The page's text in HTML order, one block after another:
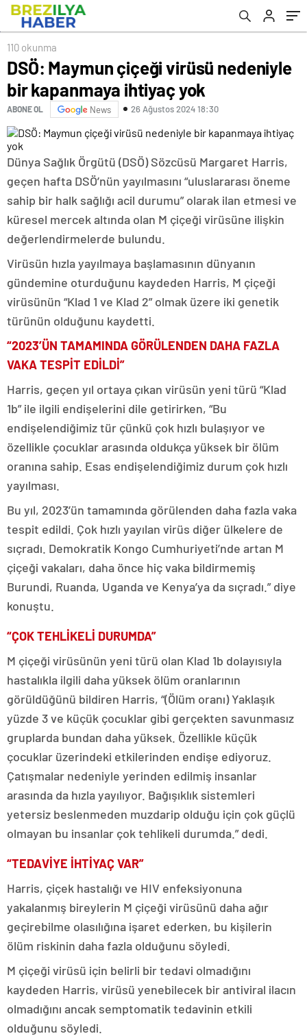
110 okunma
DSÖ: Maymun çiçeği virüsü nedeniyle
bir kapanmaya ihtiyaç yok
ABONE OL News 26 Ağustos 2024 18:30
Dünya Sağlık Örgütü (DSÖ) Sözcüsü Margaret Harris,
geçen hafta DSÖ’nün yayılmasını “uluslararası öneme
sahip bir halk sağlığı acil durumu” olarak ilan etmesi ve
küresel mercek altında olan M çiçeği virüsüne ilişkin
değerlendirmelerde bulundu.
Virüsün hızla yayılmaya başlamasının dünyanın
gündemine oturduğunu kaydeden Harris, M çiçeği
virüsünün “Klad 1 ve Klad 2” olmak üzere iki genetik
türünün olduğunu kaydetti.
“2023’ÜN TAMAMINDA GÖRÜLENDEN DAHA FAZLA
VAKA TESPİT EDİLDİ”
Harris, geçen yıl ortaya çıkan virüsün yeni türü “Klad
1b” ile ilgili endişelerini dile getirirken, “Bu
endişelendiğimiz tür çünkü çok hızlı bulaşıyor ve
özellikle çocuklar arasında oldukça yüksek bir ölüm
oranına sahip. Esas endişelendiğimiz durum çok hızlı
yayılması.
Bu yıl, 2023’ün tamamında görülenden daha fazla vaka
tespit edildi. Çok hızlı yayılan virüs diğer ülkelere de
sıçradı. Demokratik Kongo Cumhuriyeti’nde artan M
çiçeği vakaları, daha önce hiç vaka bildirmemiş
Burundi, Ruanda, Uganda ve Kenya’ya da sıçradı.” diye
konuştu.
“ÇOK TEHLİKELİ DURUMDA”
M çiçeği virüsünün yeni türü olan Klad 1b dolayısıyla
hastalıkla ilgili daha yüksek ölüm oranlarının
görüldüğünü bildiren Harris, “(Ölüm oranı) Yaklaşık
yüzde 3 ve küçük çocuklar gibi gerçekten savunmasız
gruplarda bundan daha yüksek. Özellikle küçük
çocuklar üzerindeki etkilerinden endişe ediyoruz.
Çatışmalar nedeniyle yerinden edilmiş insanlar
arasında da hızla yayılıyor. Bağışıklık sistemleri
yetersiz beslenmeden muzdarip olduğu için çok güçlü
olmayan bu insanlar çok tehlikeli durumda.” dedi.
“TEDAVİYE İHTİYAÇ VAR”
Harris, çiçek hastalığı ve HIV enfeksiyonuna
yakalanmış bireylerin M çiçeği virüsünü daha ağır
geçirebilme olasılığına işaret ederken, bu kişilerin
ölüm riskinin daha fazla olduğunu söyledi.
M çiçeği virüsü için belirli bir tedavi olmadığını
kaydeden Harris, virüsü yenebilecek bir antiviral ilacın
olmadığını ancak semptomatik tedavinin etkili
olduğunu söyledi.